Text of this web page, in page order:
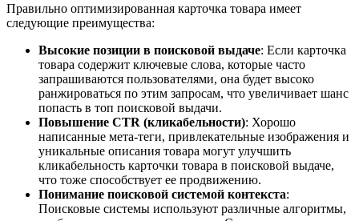
Правильно оптимизированная карточка товара имеет
следующие преимущества:
Высокие позиции в поисковой выдаче: Если карточка
товара содержит ключевые слова, которые часто
запрашиваются пользователями, она будет высоко
ранжироваться по этим запросам, что увеличивает шанс
попасть в топ поисковой выдачи.
Повышение CTR (кликабельности): Хорошо
написанные мета-теги, привлекательные изображения и
уникальные описания товара могут улучшить
кликабельность карточки товара в поисковой выдаче,
что тоже способствует ее продвижению.
Понимание поисковой системой контекста:
Поисковые системы используют различные алгоритмы,